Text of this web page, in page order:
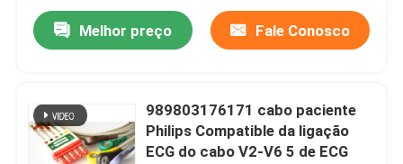
Fábrica
Fale Conosco
Melhor preço Fale Conosco
989803176171 cabo paciente
Philips Compatible da ligação
ECG do cabo V2-V6 5 de ECG